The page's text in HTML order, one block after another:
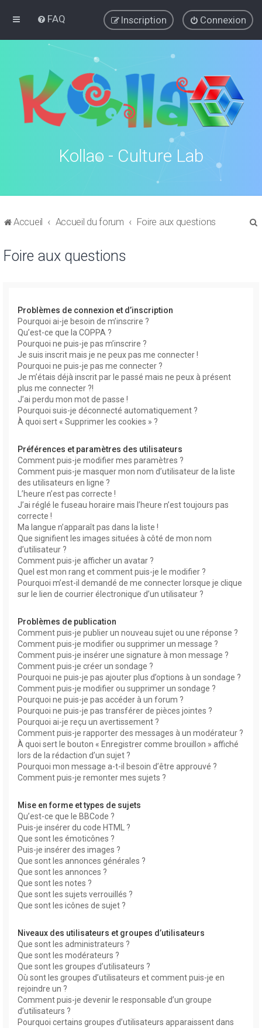
FAQ Connexion
Inscription
Kollao - Culture Lab
Accueil Accueil du forum Foire aux questions
Foire aux questions
Problèmes de connexion et d’inscription
Pourquoi ai-je besoin de m’inscrire ?
Qu’est-ce que la COPPA ?
Pourquoi ne puis-je pas m’inscrire ?
Je suis inscrit mais je ne peux pas me connecter !
Pourquoi ne puis-je pas me connecter ?
Je m’étais déjà inscrit par le passé mais ne peux à présent
plus me connecter ?!
J’ai perdu mon mot de passe !
Pourquoi suis-je déconnecté automatiquement ?
À quoi sert « Supprimer les cookies » ?
Préférences et paramètres des utilisateurs
Comment puis-je modifier mes paramètres ?
Comment puis-je masquer mon nom d’utilisateur de la liste
des utilisateurs en ligne ?
L’heure n’est pas correcte !
J’ai réglé le fuseau horaire mais l’heure n’est toujours pas
correcte !
Ma langue n’apparaît pas dans la liste !
Que signifient les images situées à côté de mon nom
d’utilisateur ?
Comment puis-je afficher un avatar ?
Quel est mon rang et comment puis-je le modifier ?
Pourquoi m’est-il demandé de me connecter lorsque je clique
sur le lien de courrier électronique d’un utilisateur ?
Problèmes de publication
Comment puis-je publier un nouveau sujet ou une réponse ?
Comment puis-je modifier ou supprimer un message ?
Comment puis-je insérer une signature à mon message ?
Comment puis-je créer un sondage ?
Pourquoi ne puis-je pas ajouter plus d’options à un sondage ?
Comment puis-je modifier ou supprimer un sondage ?
Pourquoi ne puis-je pas accéder à un forum ?
Pourquoi ne puis-je pas transférer de pièces jointes ?
Pourquoi ai-je reçu un avertissement ?
Comment puis-je rapporter des messages à un modérateur ?
À quoi sert le bouton « Enregistrer comme brouillon » affiché
lors de la rédaction d’un sujet ?
Pourquoi mon message a-t-il besoin d’être approuvé ?
Comment puis-je remonter mes sujets ?
Mise en forme et types de sujets
Qu’est-ce que le BBCode ?
Puis-je insérer du code HTML ?
Que sont les émoticônes ?
Puis-je insérer des images ?
Que sont les annonces générales ?
Que sont les annonces ?
Que sont les notes ?
Que sont les sujets verrouillés ?
Que sont les icônes de sujet ?
Niveaux des utilisateurs et groupes d’utilisateurs
Que sont les administrateurs ?
Que sont les modérateurs ?
Que sont les groupes d’utilisateurs ?
Où sont les groupes d’utilisateurs et comment puis-je en
rejoindre un ?
Comment puis-je devenir le responsable d’un groupe
d’utilisateurs ?
Pourquoi certains groupes d’utilisateurs apparaissent dans